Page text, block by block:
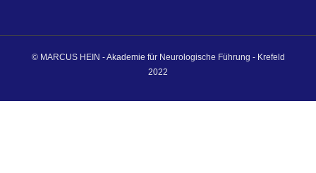
© MARCUS HEIN - Akademie für Neurologische Führung - Krefeld
2022